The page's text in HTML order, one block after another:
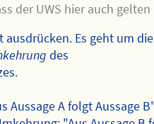
der UWS hier auch gelten
ausdrücken. Es geht um die
des
Aussage A folgt Aussage